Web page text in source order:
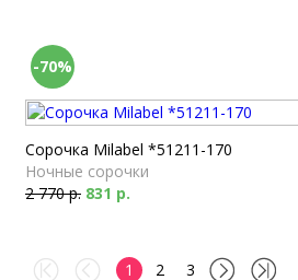
-70%
Сорочка Milabel *51211-170
Ночные сорочки
2 770 р. 831 р.
1 2 3